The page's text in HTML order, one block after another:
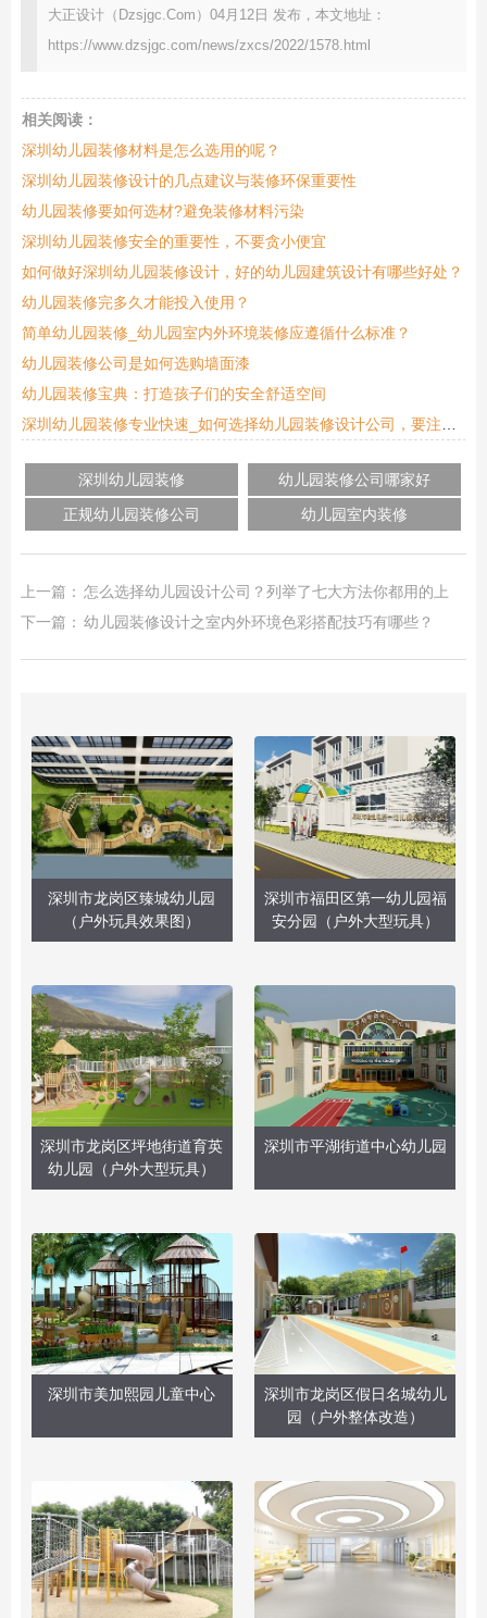
大正设计（Dzsjgc.Com）04月12日 发布，本文地址：
https://www.dzsjgc.com/news/zxcs/2022/1578.html
相关阅读：
深圳幼儿园装修材料是怎么选用的呢？
深圳幼儿园装修设计的几点建议与装修环保重要性
幼儿园装修要如何选材?避免装修材料污染
深圳幼儿园装修安全的重要性，不要贪小便宜
如何做好深圳幼儿园装修设计，好的幼儿园建筑设计有哪些好处？
幼儿园装修完多久才能投入使用？
简单幼儿园装修_幼儿园室内外环境装修应遵循什么标准？
幼儿园装修公司是如何选购墙面漆
幼儿园装修宝典：打造孩子们的安全舒适空间
深圳幼儿园装修专业快速_如何选择幼儿园装修设计公司，要注意那些？
深圳幼儿园装修
幼儿园装修公司哪家好
正规幼儿园装修公司
幼儿园室内装修
上一篇： 怎么选择幼儿园设计公司？列举了七大方法你都用的上
下一篇： 幼儿园装修设计之室内外环境色彩搭配技巧有哪些？
深圳市龙岗区臻城幼儿园
（户外玩具效果图）
深圳市福田区第一幼儿园福
安分园（户外大型玩具）
深圳市龙岗区坪地街道育英
幼儿园（户外大型玩具）
深圳市平湖街道中心幼儿园
深圳市美加熙园儿童中心
深圳市龙岗区假日名城幼儿
园（户外整体改造）